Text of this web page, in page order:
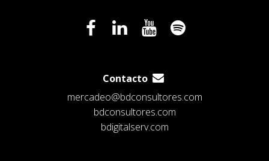
Contacto
mercadeo@bdconsultores.com
bdconsultores.com
bdigitalserv.com